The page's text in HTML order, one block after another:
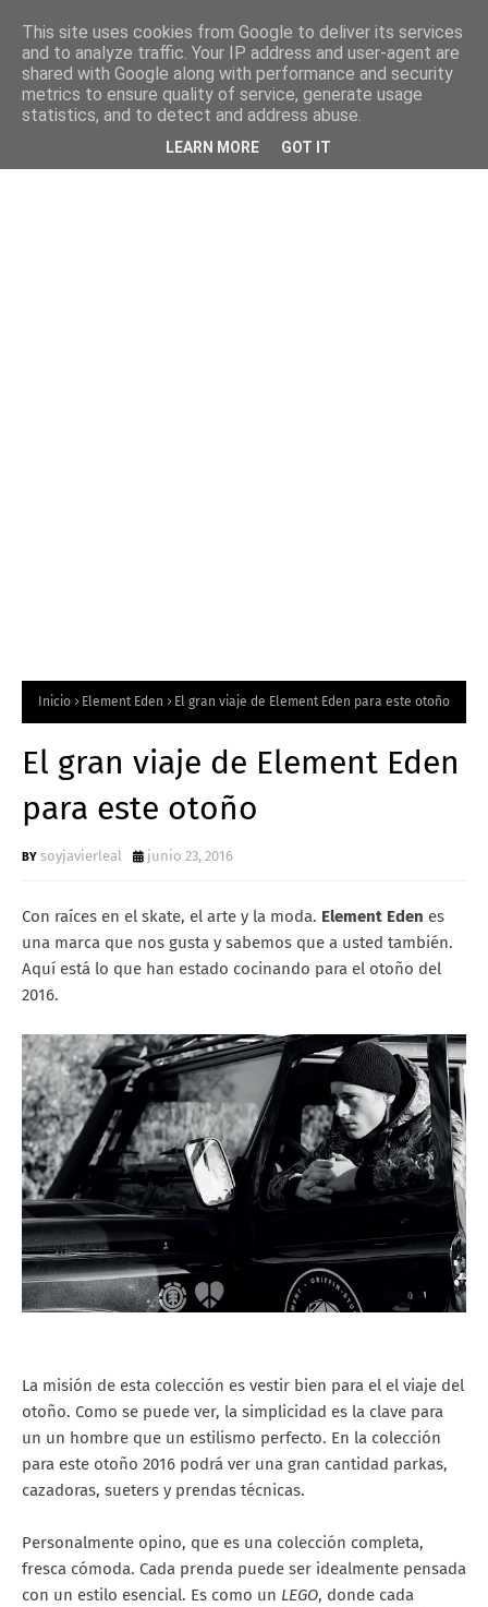
Inicio Element Eden El gran viaje de Element Eden para este otoño
El gran viaje de Element Eden
para este otoño
soyjavierleal junio 23, 2016
Con raíces en el skate, el arte y la moda. Element Eden es
una marca que nos gusta y sabemos que a usted también.
Aquí está lo que han estado cocinando para el otoño del
2016.
La misión de esta colección es vestir bien para el el viaje del
otoño. Como se puede ver, la simplicidad es la clave para
un un hombre que un estilismo perfecto. En la colección
para este otoño 2016 podrá ver una gran cantidad parkas,
cazadoras, sueters y prendas técnicas.
Personalmente opino, que es una colección completa,
fresca cómoda. Cada prenda puede ser idealmente pensada
con un estilo esencial. Es como un LEGO, donde cada
This site uses cookies from Google to deliver its services
and to analyze traffic. Your IP address and user-agent are
shared with Google along with performance and security
metrics to ensure quality of service, generate usage
statistics, and to detect and address abuse.
LEARN MORE GOT IT